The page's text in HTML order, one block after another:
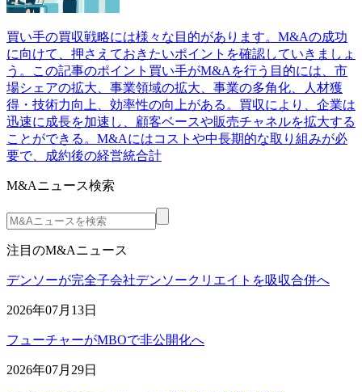
買い手の買収戦略には様々な目的があります。M&Aの成功
に向けて、押さえておきたいポイントを確認していきましょ
う。この記事のポイント買い手がM&Aを行う目的には、市
場シェアの拡大、事業領域の拡大、事業の多角化、人材獲
得・技術力向上、効率性の向上がある。買収により、企業は
迅速に成長を加速し、顧客ベースや販売チャネルを拡大する
ことができる。M&Aにはコストや中長期的な取り組みが必
要で、成約後の経営統合計
M&Aニュース検索
注目のM&Aニュース
デンソーが完全子会社デンソークリエイトを吸収合併へ
2026年07月13日
フューチャーがMBOで非公開化へ
2026年07月29日